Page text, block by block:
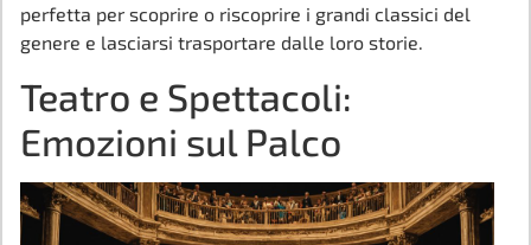
perfetta per scoprire o riscoprire i grandi classici del
genere e lasciarsi trasportare dalle loro storie.
Teatro e Spettacoli:
Emozioni sul Palco